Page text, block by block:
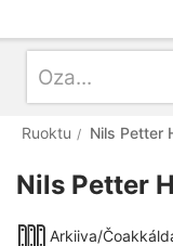
Page
Ohcan
Ruoktu Nils Petter
Nils Petter
Arkiiva/